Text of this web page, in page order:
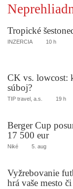
Tropické
INZERCIA 10 h
CK vs. lowcost:
súboj?
TIP travel, a.s. 19 h
Berger Cup
17 500 eur
Niké 5. aug
Vyžrebovanie
hrá vaše mesto